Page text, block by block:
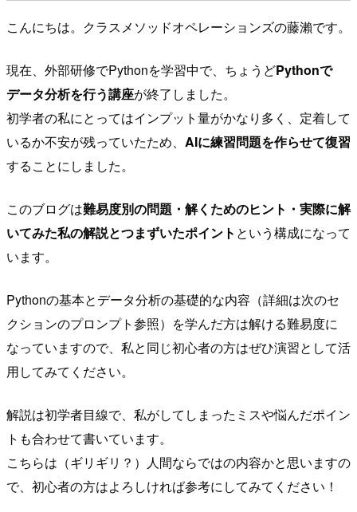
こんにちは。クラスメソッドオペレーションズの藤瀨です。
現在、外部研修でPythonを学習中で、ちょうどPythonで
データ分析を行う講座が終了しました。
初学者の私にとってはインプット量がかなり多く、定着して
いるか不安が残っていたため、 AIに練習問題を作らせて復習
することにしました。
このブログは難易度別の問題・解くためのヒント・実際に解
いてみた私の解説とつまずいたポイント という構成になって
います。
Pythonの基本とデータ分析の基礎的な内容（詳細は次のセ
クションのプロンプト参照）を学んだ方は解ける難易度に
なっていますので、私と同じ初心者の方はぜひ演習として活
用してみてください。
解説は初学者目線で、私がしてしまったミスや悩んだポイン
トも合わせて書いています。
こちらは（ギリギリ？）人間ならではの内容かと思いますの
で、初心者の方はよろしければ参考にしてみてください！